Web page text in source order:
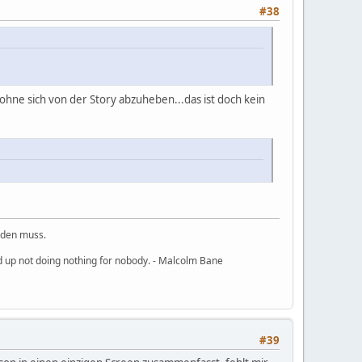
#38
sich von der Story abzuheben...das ist doch kein
muss.
not doing nothing for nobody. - Malcolm Bane
#39